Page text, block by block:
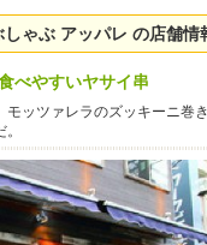
ゃぶ アッパレ の店舗情
べやすいヤサイ串
モッツァレラのズッキーニ